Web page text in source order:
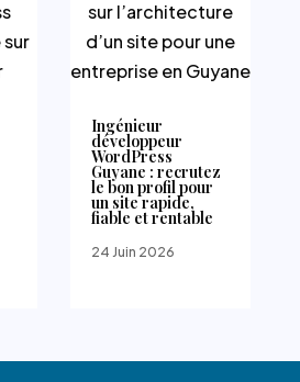
Ingénieur
développeur
WordPress
Guyane : recrutez
le bon profil pour
un site rapide,
fiable et rentable
24 Juin 2026